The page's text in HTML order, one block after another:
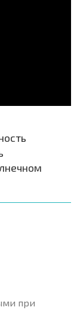
при